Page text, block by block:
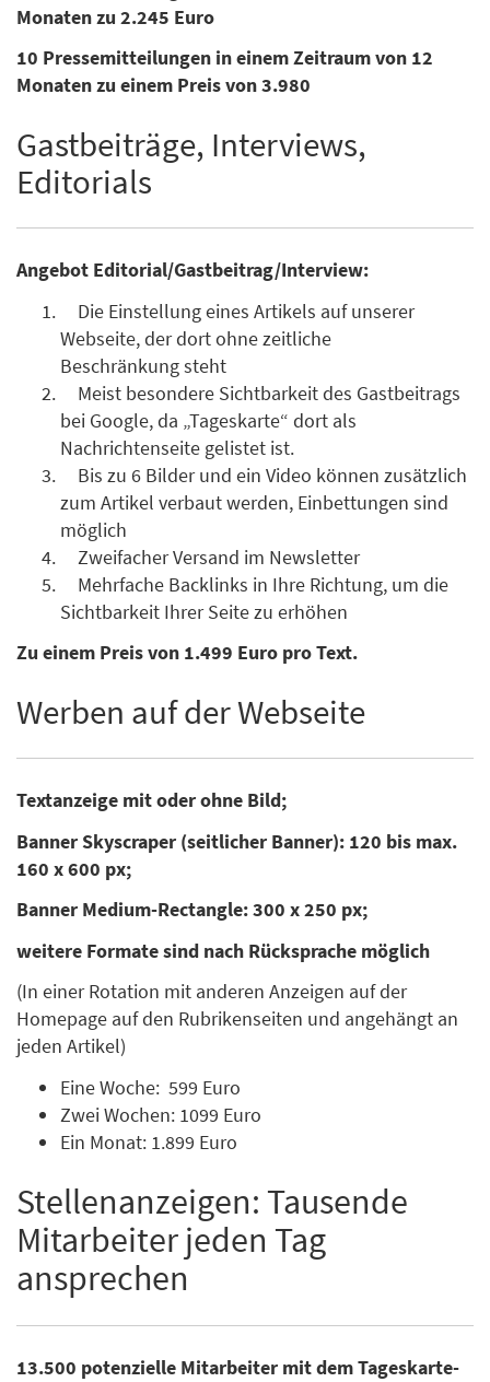
Monaten zu 2.245 Euro
10 Pressemitteilungen in einem Zeitraum von 12
Monaten zu einem Preis von 3.980
Gastbeiträge, Interviews,
Editorials
Angebot Editorial/Gastbeitrag/Interview:
Die Einstellung eines Artikels auf unserer
Webseite, der dort ohne zeitliche
Beschränkung steht
Meist besondere Sichtbarkeit des Gastbeitrags
bei Google, da „Tageskarte“ dort als
Nachrichtenseite gelistet ist.
Bis zu 6 Bilder und ein Video können zusätzlich
zum Artikel verbaut werden, Einbettungen sind
möglich
Zweifacher Versand im Newsletter
Mehrfache Backlinks in Ihre Richtung, um die
Sichtbarkeit Ihrer Seite zu erhöhen
Zu einem Preis von 1.499 Euro pro Text.
Werben auf der Webseite
Textanzeige mit oder ohne Bild;
Banner Skyscraper (seitlicher Banner): 120 bis max.
160 x 600 px;
Banner Medium-Rectangle: 300 x 250 px;
weitere Formate sind nach Rücksprache möglich
(In einer Rotation mit anderen Anzeigen auf der
Homepage auf den Rubrikenseiten und angehängt an
jeden Artikel)
Eine Woche: 599 Euro
Zwei Wochen: 1099 Euro
Ein Monat: 1.899 Euro
Stellenanzeigen: Tausende
Mitarbeiter jeden Tag
ansprechen
13.500 potenzielle Mitarbeiter mit dem Tageskarte-